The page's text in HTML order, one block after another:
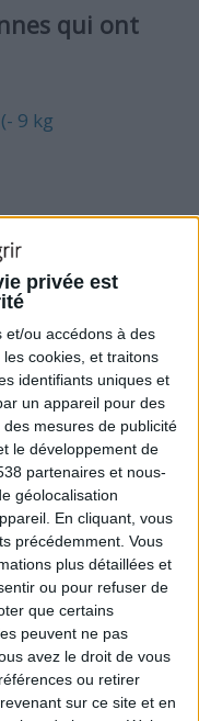
privée est
et/ou accédons à des
cookies, et traitons
identifiants uniques et
un appareil pour des
mesures de publicité
le développement de
partenaires et nous-
géolocalisation
En cliquant, vous
précédemment. Vous
plus détaillées et
ou pour refuser de
que certains
peuvent ne pas
avez le droit de vous
ou retirer
sur ce site et en
qui ont
9 kg
kg
45 kg
8 mois)
kg en
58 kg